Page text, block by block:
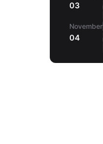
03
November
04